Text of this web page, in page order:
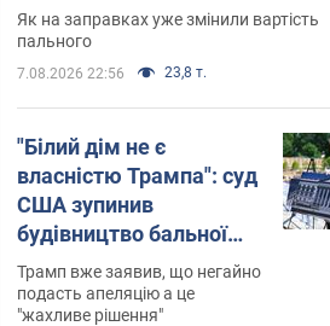
Як на заправках уже змінили вартість
пального
7.08.2026 22:56 23,8 т.
"Білий дім не є
власністю Трампа": суд
США зупинив
будівництво бальної
зали за $400 млн
Трамп вже заявив, що негайно
подасть апеляцію а це
"жахливе рішення"